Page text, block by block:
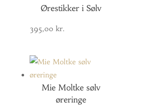
Ørestikker i Sølv
395,00 kr.
Mie Moltke sølv
øreringe